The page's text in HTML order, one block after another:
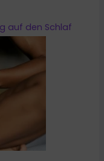
auf den Schlaf